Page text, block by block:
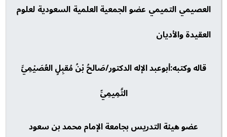
العصيمي التميمي عضو الجمعية العلمية السعودية لعلوم
العقيدة والأديان
قاله وكتبه:أبوعبد الإله الدكتور/صَالحُ بْنُ مُقبِلٍ العُصَيْمِيَّ
التَّمِيمِيِّ
عضو هيئة التدريس بجامعة الإمام محمد بن سعود